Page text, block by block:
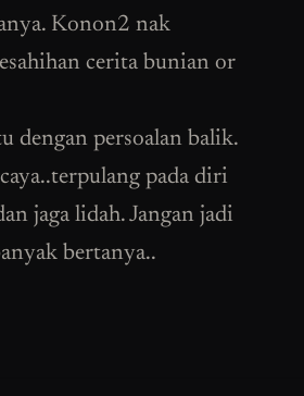
Konon2 nak
cerita bunian or
dengan persoalan balik.
pada diri
jaga lidah. Jangan jadi
bertanya..